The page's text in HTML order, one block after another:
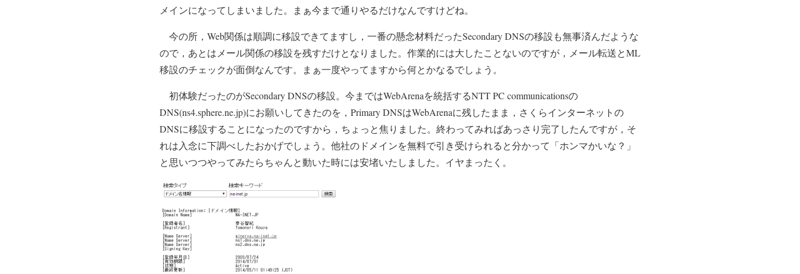
メインになってしまいました。まぁ今まで通りやるだけなんですけどね。
今の所，Web関係は順調に移設できてますし，一番の懸念材料だったSecondary DNSの移設も無事済んだような
ので，あとはメール関係の移設を残すだけとなりました。作業的には大したことないのですが，メール転送とML
移設のチェックが面倒なんです。まぁ一度やってますから何とかなるでしょう。
初体験だったのがSecondary DNSの移設。今まではWebArenaを統括するNTT PC communicationsの
DNS(ns4.sphere.ne.jp)にお願いしてきたのを，Primary DNSはWebArenaに残したまま，さくらインターネットの
DNSに移設することになったのですから，ちょっと焦りました。終わってみればあっさり完了したんですが，そ
れは入念に下調べしたおかげでしょう。他社のドメインを無料で引き受けられると分かって「ホンマかいな？」
と思いつつやってみたらちゃんと動いた時には安堵いたしました。イヤまったく。